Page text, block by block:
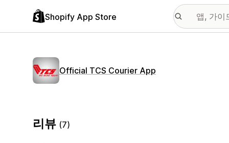
Shopify App Store
Official TCS Courier App
리뷰 (7)